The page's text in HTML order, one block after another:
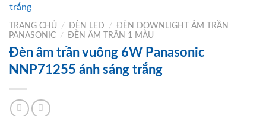
TRANG CHỦ / ĐÈN LED / ĐÈN DOWNLIGHT ÂM TRẦN
PANASONIC / ĐÈN ÂM TRẦN 1 MÀU
Đèn âm trần vuông 6W Panasonic
NNP71255 ánh sáng trắng